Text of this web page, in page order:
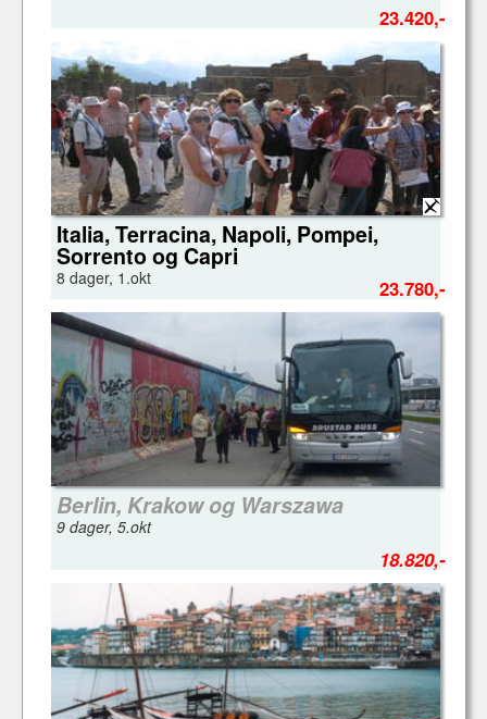
23.420,-
53
Italia, Terracina, Napoli, Pompei,
Sorrento og Capri
8 dager, 1.okt 23.780,-
51
Berlin, Krakow og Warszawa
9 dager, 5.okt
18.820,-